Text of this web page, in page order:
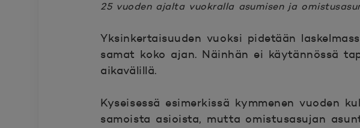
25 vuoden ajalta vuokralla asumisen ja
Yksinkertaisuuden vuoksi pidetään
samat koko ajan. Näinhän ei käytännössä
aikavälillä.
Kyseisessä esimerkissä kymmenen vuoden
samoista asioista, mutta omistusasujan